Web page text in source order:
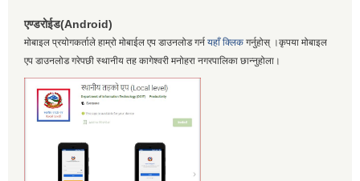
एण्डरोईड(Android)
मोबाइल प्रयोगकर्ताले हाम्रो मोबाईल एप डाउनलोड गर्न यहाँ क्लिक गर्नुहोस् ।कृपया मोबाइल
एप डाउनलोड गरेपछी स्थानीय तह कागेश्वरी मनोहरा नगरपालिका छान्नुहोला।